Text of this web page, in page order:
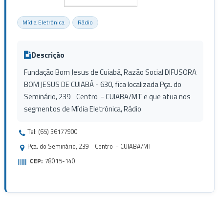
Mídia Eletrônica Rádio
Descrição
Fundação Bom Jesus de Cuiabá, Razão Social DIFUSORA
BOM JESUS DE CUIABÁ - 630, fica localizada Pça. do
Seminário, 239 Centro - CUIABA/MT e que atua nos
segmentos de Mídia Eletrônica, Rádio
Tel: (65) 36177900
Pça. do Seminário, 239 Centro - CUIABA/MT
CEP: 78015-140